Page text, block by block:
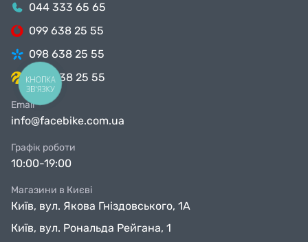
044 333 65 65
099 638 25 55
098 638 25 55
063 638 25 55
Email
info@facebike.com.ua
Графік роботи
10:00-19:00
Магазини в Києві
Київ, вул. Якова Гніздовського, 1А
Київ, вул. Рональда Рейгана, 1
КНОПКА
ЗВ'ЯЗКУ